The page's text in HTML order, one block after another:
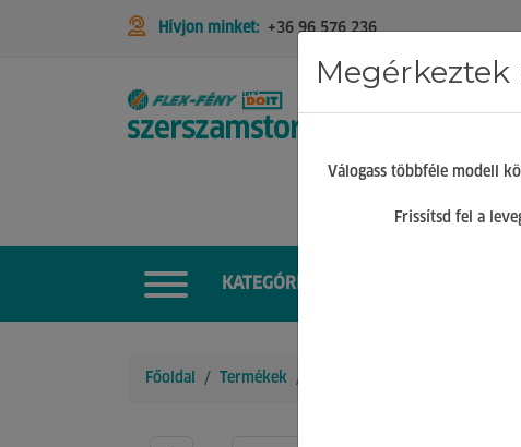
Hívjon minket: +36 96 576 236
STIHL
KATEGÓRIÁK
Főoldal Termékek
Válogass többféle modell
Frissítsd fel a